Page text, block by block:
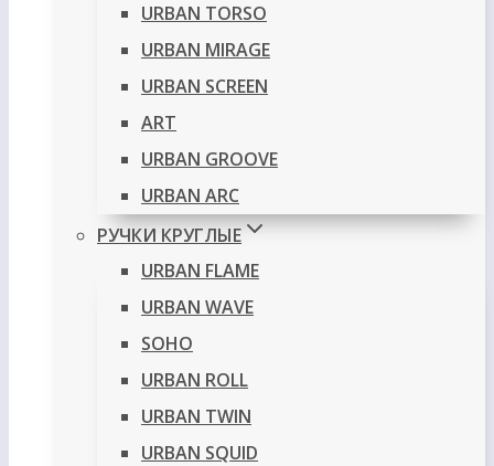
URBAN TORSO
URBAN MIRAGE
URBAN SCREEN
ART
URBAN GROOVE
URBAN ARC
РУЧКИ КРУГЛЫЕ
URBAN FLAME
URBAN WAVE
SOHO
URBAN ROLL
URBAN TWIN
URBAN SQUID